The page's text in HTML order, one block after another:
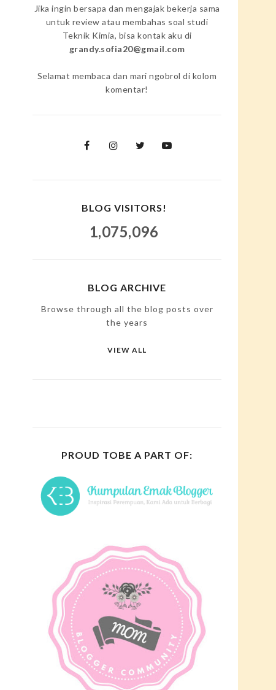
Jika ingin bersapa dan mengajak bekerja sama
untuk review atau membahas soal studi
Teknik Kimia, bisa kontak aku di
grandy.sofia20@gmail.com
Selamat membaca dan mari ngobrol di kolom
komentar!
BLOG VISITORS!
1,075,096
BLOG ARCHIVE
Browse through all the blog posts over
the years
VIEW ALL
PROUD TOBE A PART OF: